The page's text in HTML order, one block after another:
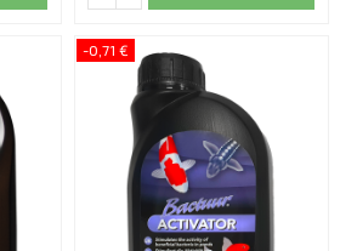
-0,71 €